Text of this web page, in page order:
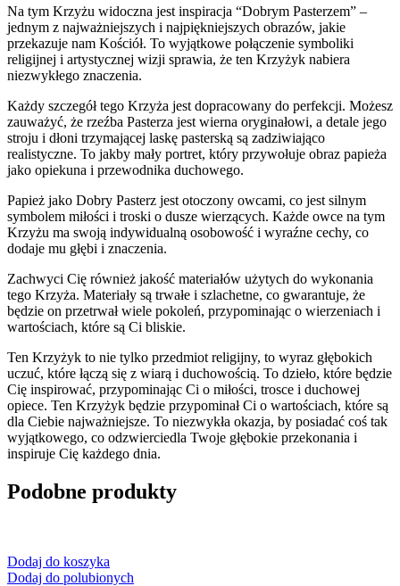
Na tym Krzyżu widoczna jest inspiracja “Dobrym Pasterzem” –
jednym z najważniejszych i najpiękniejszych obrazów, jakie
przekazuje nam Kościół. To wyjątkowe połączenie symboliki
religijnej i artystycznej wizji sprawia, że ten Krzyżyk nabiera
niezwykłego znaczenia.
Każdy szczegół tego Krzyża jest dopracowany do perfekcji. Możesz
zauważyć, że rzeźba Pasterza jest wierna oryginałowi, a detale jego
stroju i dłoni trzymającej laskę pasterską są zadziwiająco
realistyczne. To jakby mały portret, który przywołuje obraz papieża
jako opiekuna i przewodnika duchowego.
Papież jako Dobry Pasterz jest otoczony owcami, co jest silnym
symbolem miłości i troski o dusze wierzących. Każde owce na tym
Krzyżu ma swoją indywidualną osobowość i wyraźne cechy, co
dodaje mu głębi i znaczenia.
Zachwyci Cię również jakość materiałów użytych do wykonania
tego Krzyża. Materiały są trwałe i szlachetne, co gwarantuje, że
będzie on przetrwał wiele pokoleń, przypominając o wierzeniach i
wartościach, które są Ci bliskie.
Ten Krzyżyk to nie tylko przedmiot religijny, to wyraz głębokich
uczuć, które łączą się z wiarą i duchowością. To dzieło, które będzie
Cię inspirować, przypominając Ci o miłości, trosce i duchowej
opiece. Ten Krzyżyk będzie przypominał Ci o wartościach, które są
dla Ciebie najważniejsze. To niezwykła okazja, by posiadać coś tak
wyjątkowego, co odzwierciedla Twoje głębokie przekonania i
inspiruje Cię każdego dnia.
Podobne produkty
Dodaj do koszyka
Dodaj do polubionych